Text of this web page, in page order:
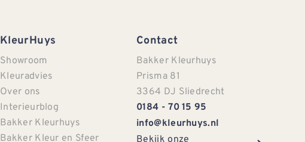
KleurHuys
Showroom
Kleuradvies
Over ons
Interieurblog
Bakker Kleurhuys
Bakker Kleur en Sfeer
Contact
Bakker Kleurhuys
Prisma 81
3364 DJ Sliedrecht
0184 - 70 15 95
info@kleurhuys.nl
Bekijk onze